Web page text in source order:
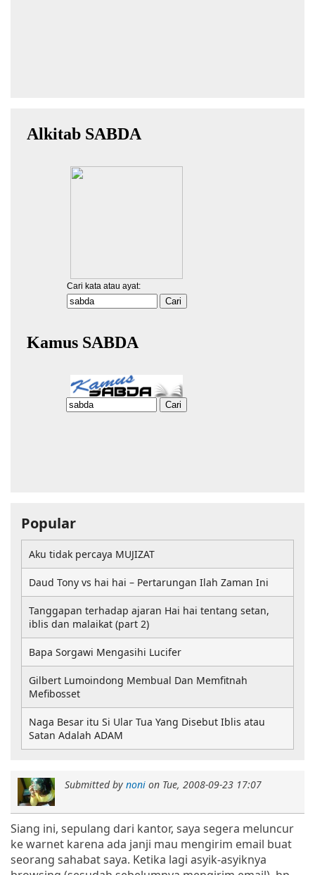
Submitted bynoni on Tue, 2008-09-23 17:07
Siang ini, sepulang dari kantor, saya segera meluncur
ke warnet karena ada janji mau mengirim email buat
seorang sahabat saya. Ketika lagi asyik-asyiknya
Popular
Aku tidak percaya MUJIZAT
Daud Tony vs hai hai – Pertarungan Ilah Zaman Ini
Tanggapan terhadap ajaran Hai hai tentang setan,
iblis dan malaikat (part 2)
Bapa Sorgawi Mengasihi Lucifer
Gilbert Lumoindong Membual Dan Memfitnah
Mefibosset
Naga Besar itu Si Ular Tua Yang Disebut Iblis atau
Satan Adalah ADAM